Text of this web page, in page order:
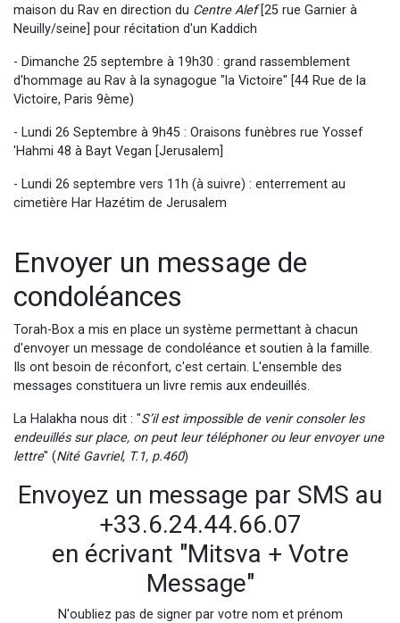
maison du Rav en direction du Centre Alef[25 rue Garnier à
Neuilly/seine] pour récitation d'un Kaddich
- Dimanche 25 septembre à 19h30 : grand rassemblement
d'hommage au Rav à la synagogue "la Victoire" [44 Rue de la
Victoire, Paris 9ème)
- Lundi 26 Septembre à 9h45 : Oraisons funèbres rue Yossef
'Hahmi 48 à Bayt Vegan [Jerusalem]
- Lundi 26 septembre vers 11h (à suivre) : enterrement au
cimetière Har Hazétim de Jerusalem
Envoyer un message de
condoléances
Torah-Box a mis en place un système permettant à chacun
d'envoyer un message de condoléance et soutien à la famille.
Ils ont besoin de réconfort, c'est certain. L'ensemble des
messages constituera un livre remis aux endeuillés.
La Halakha nous dit : "S’il est impossible de venir consoler les
endeuillés sur place, on peut leur téléphoner ou leur envoyer une
lettre" (Nité Gavriel, T.1, p.460)
Envoyez un message par SMS au
+33.6.24.44.66.07
en écrivant "Mitsva + Votre
Message"
N'oubliez pas de signer par votre nom et prénom